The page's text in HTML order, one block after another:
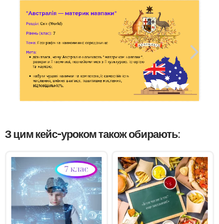
З цим кейс-уроком також обирають: